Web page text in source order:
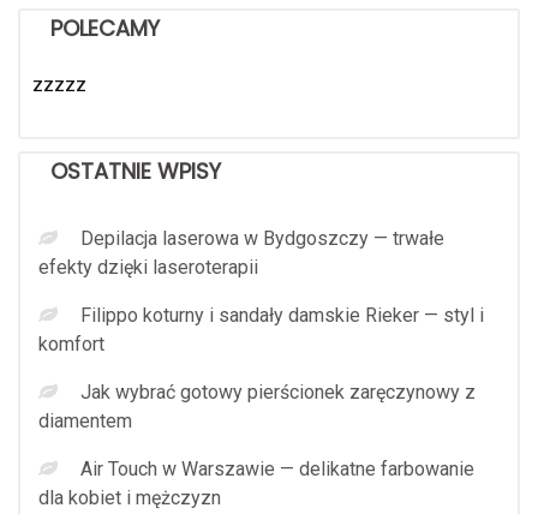
POLECAMY
zzzzz
OSTATNIE WPISY
Depilacja laserowa w Bydgoszczy — trwałe
efekty dzięki laseroterapii
Filippo koturny i sandały damskie Rieker — styl i
komfort
Jak wybrać gotowy pierścionek zaręczynowy z
diamentem
Air Touch w Warszawie — delikatne farbowanie
dla kobiet i mężczyzn